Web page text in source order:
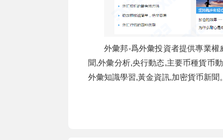
外彙邦-爲外彙投資者提供專業
聞,外彙分析,央行動态,主要币種貨币
外彙知識學習,黃金資訊,加密貨币新聞